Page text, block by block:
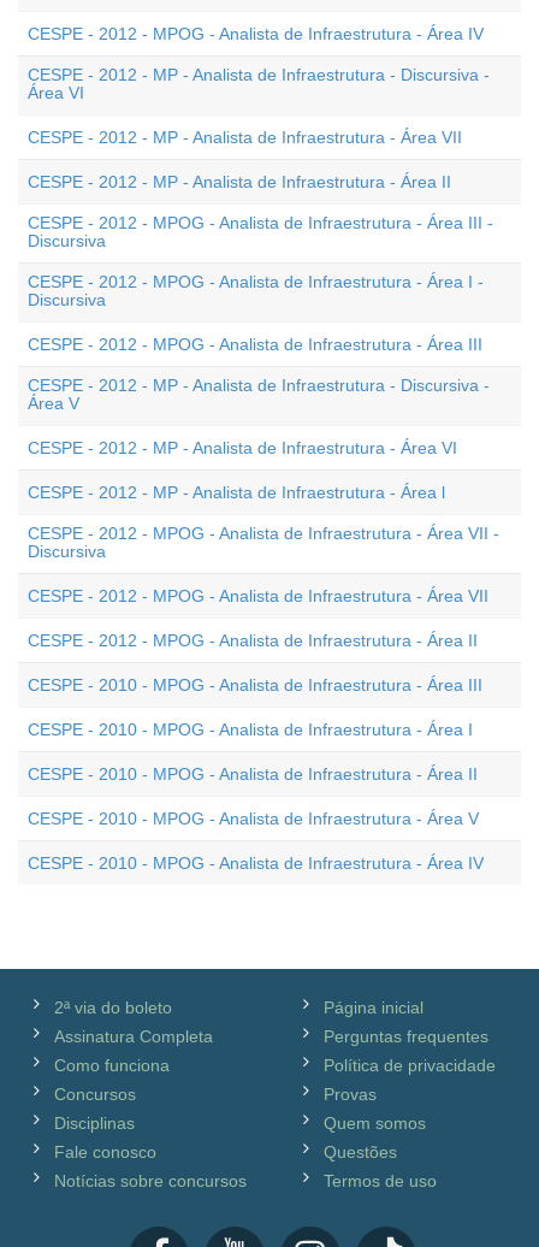
CESPE - 2012 - MPOG - Analista de Infraestrutura - Área IV
CESPE - 2012 - MP - Analista de Infraestrutura - Discursiva -
Área VI
CESPE - 2012 - MP - Analista de Infraestrutura - Área VII
CESPE - 2012 - MP - Analista de Infraestrutura - Área II
CESPE - 2012 - MPOG - Analista de Infraestrutura - Área III -
Discursiva
CESPE - 2012 - MPOG - Analista de Infraestrutura - Área I -
Discursiva
CESPE - 2012 - MPOG - Analista de Infraestrutura - Área III
CESPE - 2012 - MP - Analista de Infraestrutura - Discursiva -
Área V
CESPE - 2012 - MP - Analista de Infraestrutura - Área VI
CESPE - 2012 - MP - Analista de Infraestrutura - Área l
CESPE - 2012 - MPOG - Analista de Infraestrutura - Área VII -
Discursiva
CESPE - 2012 - MPOG - Analista de Infraestrutura - Área VII
CESPE - 2012 - MPOG - Analista de Infraestrutura - Área II
CESPE - 2010 - MPOG - Analista de Infraestrutura - Área III
CESPE - 2010 - MPOG - Analista de Infraestrutura - Área I
CESPE - 2010 - MPOG - Analista de Infraestrutura - Área II
CESPE - 2010 - MPOG - Analista de Infraestrutura - Área V
CESPE - 2010 - MPOG - Analista de Infraestrutura - Área IV
2ª via do boleto
Assinatura Completa
Como funciona
Concursos
Disciplinas
Fale conosco
Notícias sobre concursos
Página inicial
Perguntas frequentes
Política de privacidade
Provas
Quem somos
Questões
Termos de uso